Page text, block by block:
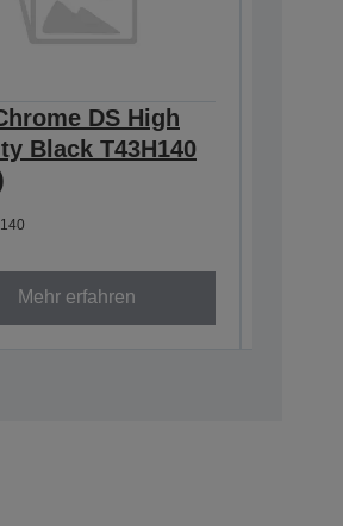
DS High
Black T43H140
Mehr erfahren